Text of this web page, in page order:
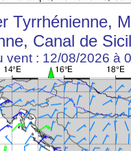
Tyrrhénienne,
Canal de
vent : 12/08/2026 à